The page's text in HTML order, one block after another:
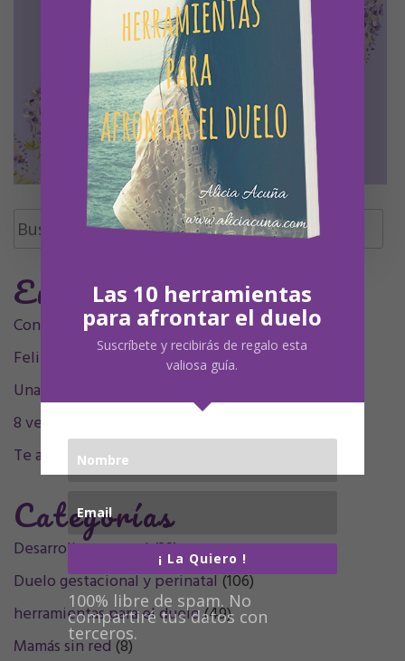
Buscar:
Entradas Recientes
Contigo siempre, siempre en mí, mamá.
Feliz Undécimo cumpleaños, Olivia
Una decada sintigo
8 velitas, 9 plumitas
Te acompaño en el sentimiento
Categorías
Desarrollo personal(32)
Duelo gestacional y perinatal(106)
herramientas para el duelo(49)
Mamás sin red(8)
Las 10 herramientas
para afrontar el duelo
Suscríbete y recibirás de regalo esta
valiosa guía.
¡ La Quiero !
100% libre de spam. No
compartiré tus datos con
terceros.